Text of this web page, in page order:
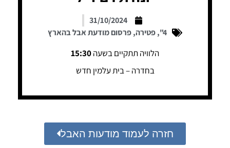
31/10/2024
4"
,פטירה,פרסום מודעת אבל בהארץ
הלוויה תתקיים בשעה15:30
בחדרה – בית עלמין חדש
חזרה לעמוד מודעות האבל